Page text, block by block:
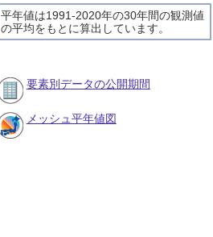
平年値は1991-2020年の30年間の観測値
の平均をもとに算出しています。
要素別データの公開期間
メッシュ平年値図